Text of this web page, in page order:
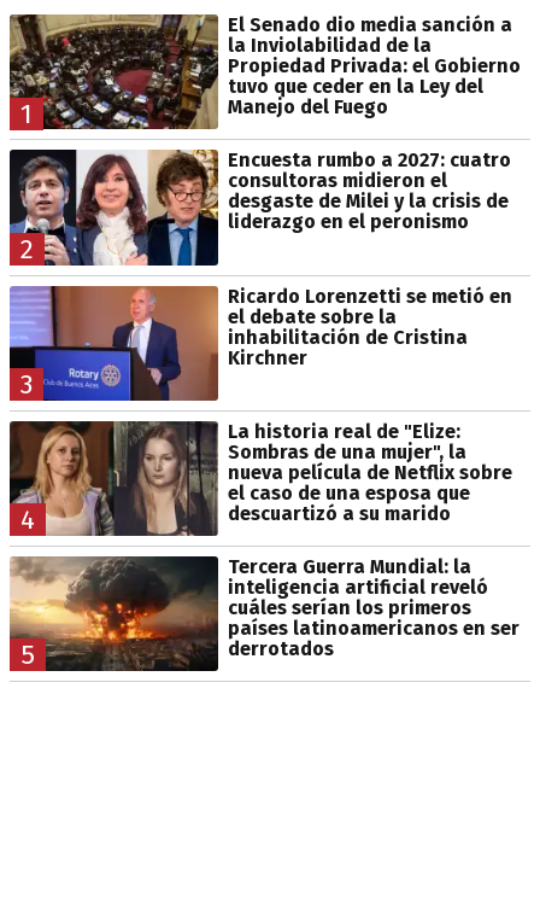
1
El Senado dio media sanción a
la Inviolabilidad de la
Propiedad Privada: el Gobierno
tuvo que ceder en la Ley del
Manejo del Fuego
2
Encuesta rumbo a 2027: cuatro
consultoras midieron el
desgaste de Milei y la crisis de
liderazgo en el peronismo
3
Ricardo Lorenzetti se metió en
el debate sobre la
inhabilitación de Cristina
Kirchner
4
La historia real de "Elize:
Sombras de una mujer", la
nueva película de Netflix sobre
el caso de una esposa que
descuartizó a su marido
5
Tercera Guerra Mundial: la
inteligencia artificial reveló
cuáles serían los primeros
países latinoamericanos en ser
derrotados